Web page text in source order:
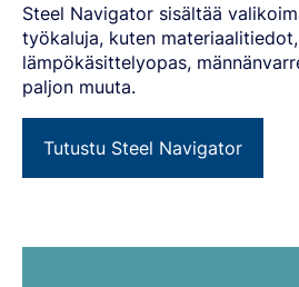
Steel Navigator sisältää
työkaluja, kuten
lämpökäsittelyopas,
paljon muuta.
Tutustu Steel Navigator